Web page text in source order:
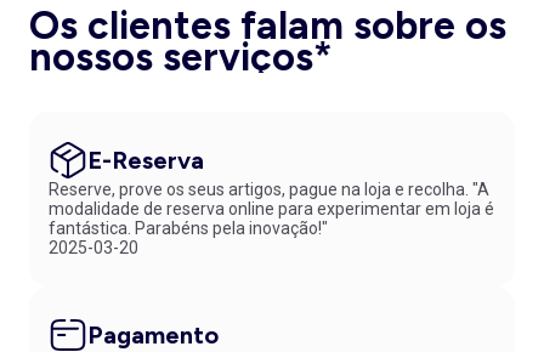
Os clientes falam sobre os
nossos serviços*
E-Reserva
Reserve, prove os seus artigos, pague na loja e recolha. "A
modalidade de reserva online para experimentar em loja é
fantástica. Parabéns pela inovação!"
2025-03-20
Pagamento